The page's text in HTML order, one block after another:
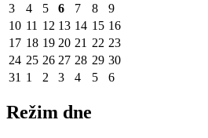
3
4 5 6 7 8
9
10 11 12 13 14 15 16
17 18 19 20 21 22 23
24 25 26 27 28 29 30
31 1 2 3 4 5 6
Režim dne